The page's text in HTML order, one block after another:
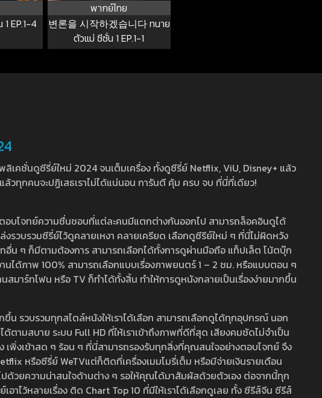
1 EP.1-4
พากย์ไทย
변론을 시작하겠습니다 ทนาย
ตัวแม่ ซีซั่น 1 EP.1-1
คชั่นดูซีรี่ย์ใหม่ 2024 จนเต็มเครื่อง ทั้งดูซีรี่ย์ Netflix, ViU, Disney+ แล้ว
ล้วทุกคนจะปฏิเสธเราไม่ได้แน่นอน การันตี คุ้ม ครบ จบ ที่นี่ที่เดียว!
อบโจทย์ความชื่นชอบที่แต่ละคนมีแตกต่างกันออกไป สามารถล็อคอินดูได้
รวบรวมซีรี่ย์ไว้ดูคลายเหงา คลายเครียด เลือกดูซีรีย์ใหม่ ๆ ที่นี่ไม่ผิดหวัง
น ๆ ก็มีตามต้องการ สามารถเลือกได้ทั้งการดูผ่านมือถือ แท็ปเล็ต โน้ตบุ๊ก
ได้ภาพ 100% สามารถเลือกแบบเรื่องภาพยนตร์ 1 – 2 ชม. หรือแบบตอน ๆ
าร์ทโฟน หรือ TV ก็ทำได้ทั้งสิ้น ทำให้การดูหนังกลายเป็นเรื่องง่ายมากขึ้น
น รวบรวมทุกสไตล์หนังให้เราได้เลือก สามารถเลือกดูได้ทุกอุปกรณ์ นอก
มสบาย ระบบ Full HD ที่ให้เราเข้าถึงภาพที่ดีที่สุด เสียงคมชัดไม่จำเป็น
เพิ่งเข้าสด ๆ ร้อน ๆ ที่นี่สามารถรองรับทุกสิ่งที่คุณสนใจอย่างตอบโจทย์ จึง
หรือซีรี่ย์ WeTVแต่ก็ติดที่เครื่องเมมโมรี่เต็ม หรือมีจ่ายเงินรายเดือน
ด้วยความน่าสนใจด้านต่าง ๆ รอให้คุณได้มาสัมผัสด้วยตัวเอง ต่อจากนี้ทุก
ไว้หลายเรื่อง ติด Chart Top 10 ที่มีให้เราได้เลือกดูเลย ทั้ง ซีรีส์จีน ซีรีส์